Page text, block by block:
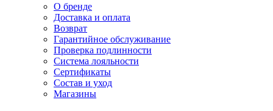
О бренде
Доставка и оплата
Возврат
Гарантийное обслуживание
Проверка подлинности
Система лояльности
Сертификаты
Состав и уход
Магазины